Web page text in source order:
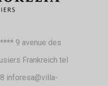
9 avenue des
Frankreich tel
inforesa@villa-